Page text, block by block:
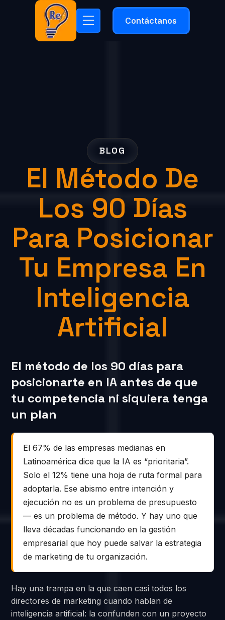
Contáctanos
BLOG
El Método De
Los 90 Días
Para Posicionar
Tu Empresa En
Inteligencia
Artificial
El método de los 90 días para
posicionarte en IA antes de que
tu competencia ni siquiera tenga
un plan
El 67% de las empresas medianas en
Latinoamérica dice que la IA es “prioritaria”.
Solo el 12% tiene una hoja de ruta formal para
adoptarla. Ese abismo entre intención y
ejecución no es un problema de presupuesto
— es un problema de método. Y hay uno que
lleva décadas funcionando en la gestión
empresarial que hoy puede salvar la estrategia
de marketing de tu organización.
Hay una trampa en la que caen casi todos los
directores de marketing cuando hablan de
inteligencia artificial: la confunden con un proyecto